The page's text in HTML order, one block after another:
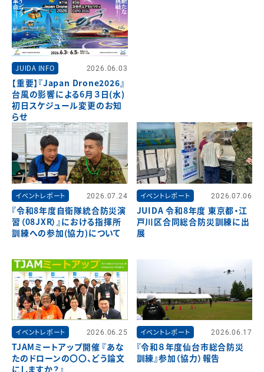
JUIDA INFO 2026.06.03
【重要】『Japan Drone2026』
台風の影響による6月３日(水)
初日スケジュール変更のお知
らせ
イベントレポート 2026.07.24
『令和8年度自衛隊統合防災演
習（08JXR）』における指揮所
訓練への参加(協力)について
イベントレポート 2026.07.06
JUIDA 令和8年度 東京都・江
戸川区合同総合防災訓練に出
展
イベントレポート 2026.06.25
TJAMミートアップ開催 『あな
たのドローンの〇〇、どう論文
にしますか？』
イベントレポート 2026.06.17
『令和８年度仙台市総合防災
訓練』参加（協力）報告